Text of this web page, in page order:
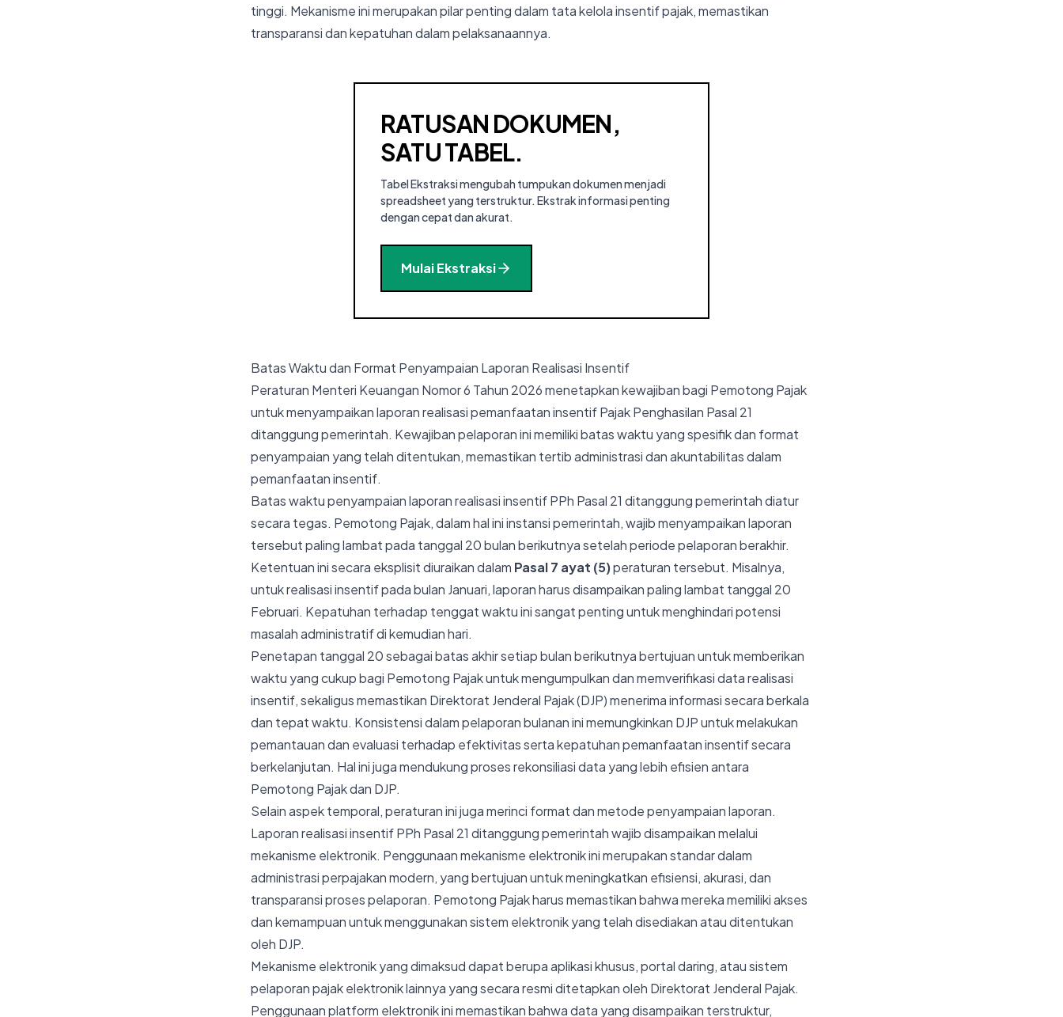
tinggi. Mekanisme ini merupakan pilar penting dalam tata kelola insentif pajak, memastikan
transparansi dan kepatuhan dalam pelaksanaannya.
RATUSAN DOKUMEN,
SATU TABEL.
Tabel Ekstraksi mengubah tumpukan dokumen menjadi
spreadsheet yang terstruktur. Ekstrak informasi penting
dengan cepat dan akurat.
Mulai Ekstraksi
Batas Waktu dan Format Penyampaian Laporan Realisasi Insentif
Peraturan Menteri Keuangan Nomor 6 Tahun 2026 menetapkan kewajiban bagi Pemotong Pajak
untuk menyampaikan laporan realisasi pemanfaatan insentif Pajak Penghasilan Pasal 21
ditanggung pemerintah. Kewajiban pelaporan ini memiliki batas waktu yang spesifik dan format
penyampaian yang telah ditentukan, memastikan tertib administrasi dan akuntabilitas dalam
pemanfaatan insentif.
Batas waktu penyampaian laporan realisasi insentif PPh Pasal 21 ditanggung pemerintah diatur
secara tegas. Pemotong Pajak, dalam hal ini instansi pemerintah, wajib menyampaikan laporan
tersebut paling lambat pada tanggal 20 bulan berikutnya setelah periode pelaporan berakhir.
Ketentuan ini secara eksplisit diuraikan dalam Pasal 7 ayat (5)peraturan tersebut. Misalnya,
untuk realisasi insentif pada bulan Januari, laporan harus disampaikan paling lambat tanggal 20
Februari. Kepatuhan terhadap tenggat waktu ini sangat penting untuk menghindari potensi
masalah administratif di kemudian hari.
Penetapan tanggal 20 sebagai batas akhir setiap bulan berikutnya bertujuan untuk memberikan
waktu yang cukup bagi Pemotong Pajak untuk mengumpulkan dan memverifikasi data realisasi
insentif, sekaligus memastikan Direktorat Jenderal Pajak (DJP) menerima informasi secara berkala
dan tepat waktu. Konsistensi dalam pelaporan bulanan ini memungkinkan DJP untuk melakukan
pemantauan dan evaluasi terhadap efektivitas serta kepatuhan pemanfaatan insentif secara
berkelanjutan. Hal ini juga mendukung proses rekonsiliasi data yang lebih efisien antara
Pemotong Pajak dan DJP.
Selain aspek temporal, peraturan ini juga merinci format dan metode penyampaian laporan.
Laporan realisasi insentif PPh Pasal 21 ditanggung pemerintah wajib disampaikan melalui
mekanisme elektronik. Penggunaan mekanisme elektronik ini merupakan standar dalam
administrasi perpajakan modern, yang bertujuan untuk meningkatkan efisiensi, akurasi, dan
transparansi proses pelaporan. Pemotong Pajak harus memastikan bahwa mereka memiliki akses
dan kemampuan untuk menggunakan sistem elektronik yang telah disediakan atau ditentukan
oleh DJP.
Mekanisme elektronik yang dimaksud dapat berupa aplikasi khusus, portal daring, atau sistem
pelaporan pajak elektronik lainnya yang secara resmi ditetapkan oleh Direktorat Jenderal Pajak.
Penggunaan platform elektronik ini memastikan bahwa data yang disampaikan terstruktur,